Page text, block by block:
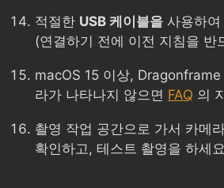
적절한 USB 케이블을 사용하
(연결하기 전에 이전 지침을 반
macOS 15 이상,
라가 나타나지 않으면 FAQ 의
촬영 작업 공간으로 가서 카메
확인하고, 테스트 촬영을 하세